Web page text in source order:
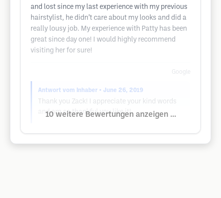
and lost since my last experience with my previous
hairstylist, he didn’t care about my looks and did a
really lousy job. My experience with Patty has been
great since day one! I would highly recommend
visiting her for sure!
Google
Antwort vom Inhaber • June 26, 2019
Thank you Zack! I appreciate your kind words
and am so thankful you like it!
10 weitere Bewertungen anzeigen ...